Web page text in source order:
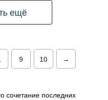
ещё
9 10 →
сочетание последних